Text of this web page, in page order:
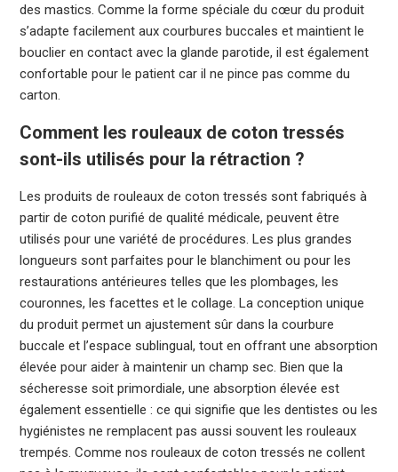
des mastics. Comme la forme spéciale du cœur du produit
s’adapte facilement aux courbures buccales et maintient le
bouclier en contact avec la glande parotide, il est également
confortable pour le patient car il ne pince pas comme du
carton.
Comment les rouleaux de coton tressés
sont-ils utilisés pour la rétraction ?
Les produits de rouleaux de coton tressés sont fabriqués à
partir de coton purifié de qualité médicale, peuvent être
utilisés pour une variété de procédures. Les plus grandes
longueurs sont parfaites pour le blanchiment ou pour les
restaurations antérieures telles que les plombages, les
couronnes, les facettes et le collage. La conception unique
du produit permet un ajustement sûr dans la courbure
buccale et l’espace sublingual, tout en offrant une absorption
élevée pour aider à maintenir un champ sec. Bien que la
sécheresse soit primordiale, une absorption élevée est
également essentielle : ce qui signifie que les dentistes ou les
hygiénistes ne remplacent pas aussi souvent les rouleaux
trempés. Comme nos rouleaux de coton tressés ne collent